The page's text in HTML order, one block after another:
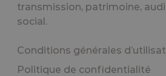
transmission, patrimoine,
social.
Conditions générales
Politique de confidentialité